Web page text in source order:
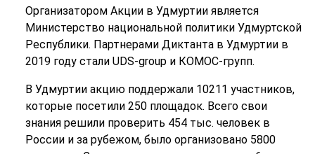
Организатором Акции в Удмуртии является
Министерство национальной политики Удмуртской
Республики. Партнерами Диктанта в Удмуртии в
2019 году стали UDS-group и КОМОС-групп.
В Удмуртии акцию поддержали 10211 участников,
которые посетили 250 площадок. Всего свои
знания решили проверить 454 тыс. человек в
России и за рубежом, было организовано 5800